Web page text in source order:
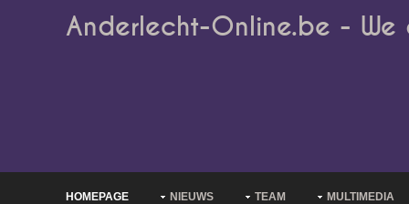
Anderlecht-Online.be - We
HOMEPAGE NIEUWS TEAM MULTIMEDIA